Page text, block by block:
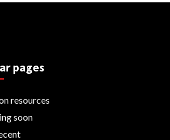
pages
resources
soon